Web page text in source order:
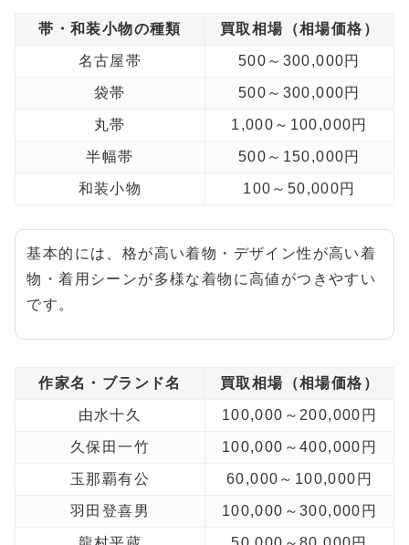
帯・和装小物の種類 買取相場（相場価格）
名古屋帯 500～300,000円
袋帯 500～300,000円
丸帯 1,000～100,000円
半幅帯 500～150,000円
和装小物 100～50,000円
基本的には、格が高い着物・デザイン性が高い着
物・着用シーンが多様な着物に高値がつきやすい
です。
作家名・ブランド名 買取相場（相場価格）
由水十久 100,000～200,000円
久保田一竹 100,000～400,000円
玉那覇有公 60,000～100,000円
羽田登喜男 100,000～300,000円